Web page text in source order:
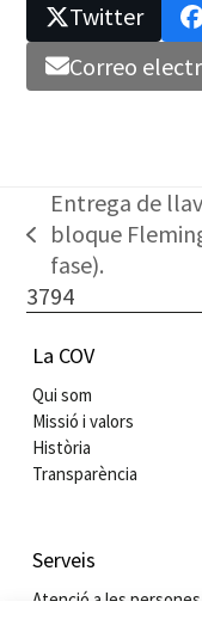
Twitter
Correo
previous
post:
Entrega de
bloque
fase).
3794
La COV
Qui som
Missió i valors
Història
Transparència
Serveis
Atenció a les persones